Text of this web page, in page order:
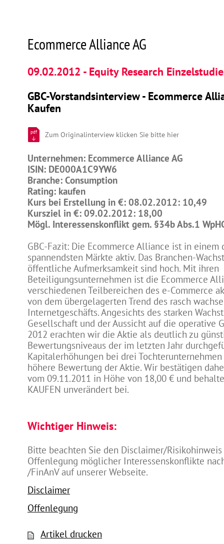
Ecommerce Alliance AG
09.02.2012 - Equity Research
GBC-Vorstandsinterview - Ecommerce
Kaufen
pdf Zum Originalinterview klicken Sie bitte hier
Unternehmen: Ecommerce Alliance AG
ISIN: DE000A1C9YW6
Branche: Consumption
Rating: kaufen
Kurs bei Erstellung in €: 08.02.2012: 10,49
Kursziel in €: 09.02.2012: 18,00
Mögl. Interessenskonflikt gem. §34b Abs.1
GBC-Fazit: Die Ecommerce Alliance ist in einem
spannendsten Märkte aktiv. Das Branchen-
öffentliche Aufmerksamkeit sind hoch. Mit ihren
Beteiligungsunternehmen ist die Ecommerce
verschiedenen Teilbereichen des e-Commerce
von dem übergelagerten Trend des rasch
Internetgeschäfts. Angesichts des starken
Gesellschaft und der Aussicht auf die operative
2012 erachten wir die Aktie als deutlich zu
Bewertungsniveaus der im letzten Jahr
Kapitalerhöhungen bei drei
höhere Bewertung der Aktie. Wir bestätigen
vom 09.11.2011 in Höhe von 18,00 € und
KAUFEN unverändert bei.
Wichtiger Hinweis:
Bitte beachten Sie den Disclaimer/
Offenlegung möglicher Interessenskonflikte
/FinAnV auf unserer Webseite.
Disclaimer
Offenlegung
Artikel drucken